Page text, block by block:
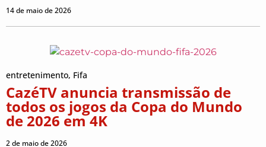
14 de maio de 2026
entretenimento, Fifa
CazéTV anuncia transmissão de
todos os jogos da Copa do Mundo
de 2026 em 4K
2 de maio de 2026